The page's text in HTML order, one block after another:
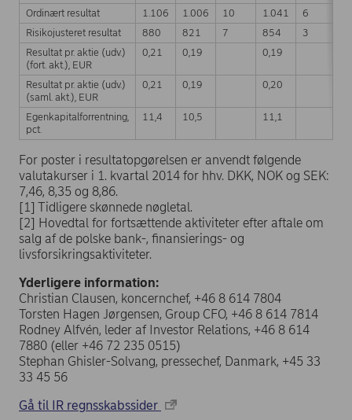
Ordinært resultat 1.106 1.006 10 1.041 6
Risikojusteret resultat
880 821 7 854 3
Resultat pr. aktie (udv.)
(fort. akt.), EUR
0,21 0,19 0,19
Resultat pr. aktie (udv.)
(saml. akt.), EUR
0,21 0,19 0,20
Egenkapitalforrentning,
pct.
11,4 10,5 11,1
For poster i resultatopgørelsen er anvendt følgende
valutakurser i 1. kvartal 2014 for hhv. DKK, NOK og SEK:
7,46, 8,35 og 8,86.
[1] Tidligere skønnede nøgletal.
[2] Hovedtal for fortsættende aktiviteter efter aftale om
salg af de polske bank-, finansierings- og
livsforsikringsaktiviteter.
Yderligere information:
Christian Clausen, koncernchef, +46 8 614 7804
Torsten Hagen Jørgensen, Group CFO, +46 8 614 7814
Rodney Alfvén, leder af Investor Relations, +46 8 614
7880 (eller +46 72 235 0515)
Stephan Ghisler-Solvang, pressechef, Danmark, +45 33
33 45 56
Gå til IR regnsskabssider